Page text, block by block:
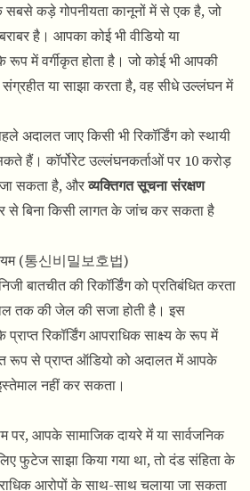
सबसे कड़े गोपनीयता कानूनों में से एक है, जो
है। आपका कोई भी वीडियो या
रूप में वर्गीकृत होता है। जो कोई भी आपकी
या साझा करता है, वह सीधे उल्लंघन में
अदालत जाए किसी भी रिकॉर्डिंग को स्थायी
हैं। कॉर्पोरेट उल्लंघनकर्ताओं पर 10 करोड़
जा सकता है, औरव्यक्तिगत सूचना संरक्षण
बिना किसी लागत के जांच कर सकता है
(통신비밀보호법)
बातचीत की रिकॉर्डिंग को प्रतिबंधित करता
तक की जेल की सजा होती है। इस
रिकॉर्डिंग आपराधिक साक्ष्य के रूप में
रूप से प्राप्त ऑडियो को अदालत में आपके
नहीं कर सकता।
पर, आपके सामाजिक दायरे में या सार्वजनिक
फुटेज साझा किया गया था, तो दंड संहिता के
आरोपों के साथ-साथ चलाया जा सकता